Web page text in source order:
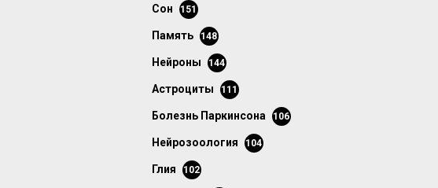
сон 151
память 148
нейроны 144
астроциты 111
болезнь Паркинсона 106
нейрозоология 104
глия 102